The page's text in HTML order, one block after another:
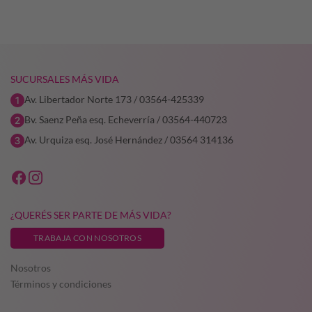
SUCURSALES MÁS VIDA
Av. Libertador Norte 173 / 03564-425339
Bv. Saenz Peña esq. Echeverría / 03564-440723
Av. Urquiza esq. José Hernández / 03564 314136
¿QUERÉS SER PARTE DE MÁS VIDA?
TRABAJA CON NOSOTROS
Nosotros
Términos y condiciones